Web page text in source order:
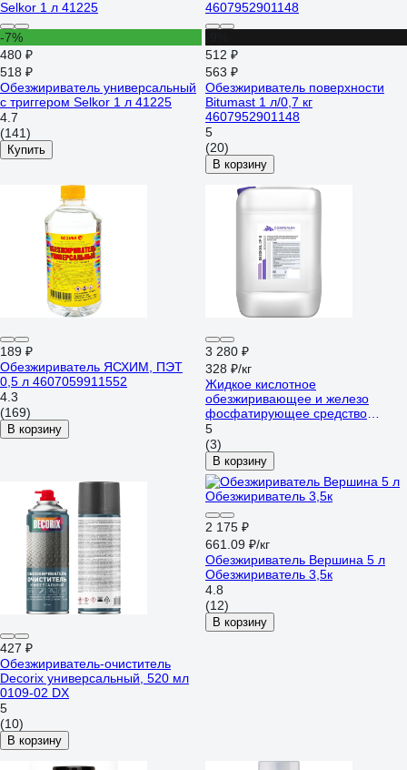
-7%
480 ₽
518 ₽
Обезжириватель универсальный
с триггером Selkor 1 л 41225
4.7
(141)
Купить
512 ₽
563 ₽
Обезжириватель поверхности
Bitumast 1 л/0,7 кг
4607952901148
5
(20)
В корзину
189 ₽
Обезжириватель ЯСХИМ, ПЭТ
0,5 л 4607059911552
4.3
(169)
В корзину
3 280 ₽
328 ₽/кг
Жидкое кислотное
обезжиривающее и железо
фосфатирующее средство
КОНФЕРУМ Дезоксил-оф-с
концентрат 1915/1
5
(3)
В корзину
427 ₽
Обезжириватель-очиститель
Decorix универсальный, 520 мл
0109-02 DX
5
(10)
В корзину
2 175 ₽
661.09 ₽/кг
Обезжириватель Вершина 5 л
Обезжириватель 3,5к
4.8
(12)
В корзину